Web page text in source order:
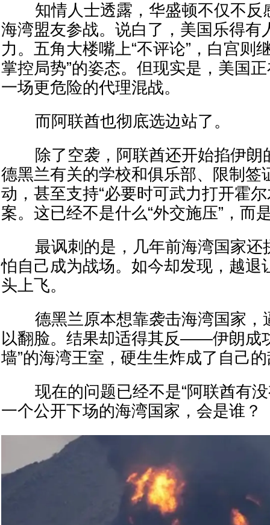
知情人士透露，华盛顿不仅不反
海湾盟友参战。说白了，美国乐得有
力。五角大楼嘴上“不评论”，白宫则
掌控局势”的姿态。但现实是，美国
一场更危险的代理混战。
而阿联酋也彻底选边站了。
除了空袭，阿联酋还开始掐伊朗
德黑兰有关的学校和俱乐部、限制签
动，甚至支持“必要时可武力打开霍
案。这已经不是什么“外交施压”，而
最讽刺的是，几年前海湾国家还
怕自己成为战场。如今却发现，越退
头上飞。
德黑兰原本想靠袭击海湾国家，
以翻脸。结果却适得其反——伊朗成
墙”的海湾王室，硬生生炸成了自己
现在的问题已经不是“阿联酋有没
一个公开下场的海湾国家，会是谁？